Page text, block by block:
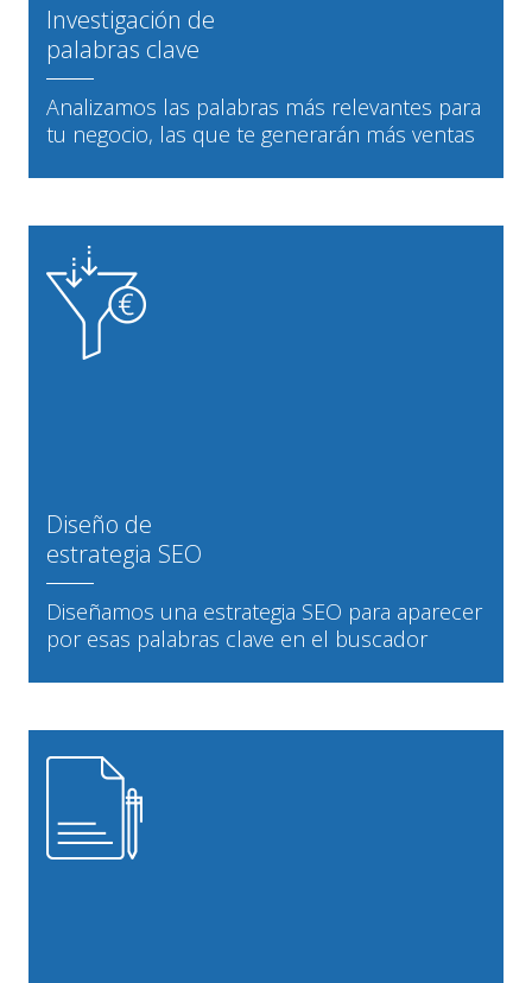
Investigación de
palabras clave
Analizamos las palabras más relevantes para
tu negocio, las que te generarán más ventas
Diseño de
estrategia SEO
Diseñamos una estrategia SEO para aparecer
por esas palabras clave en el buscador